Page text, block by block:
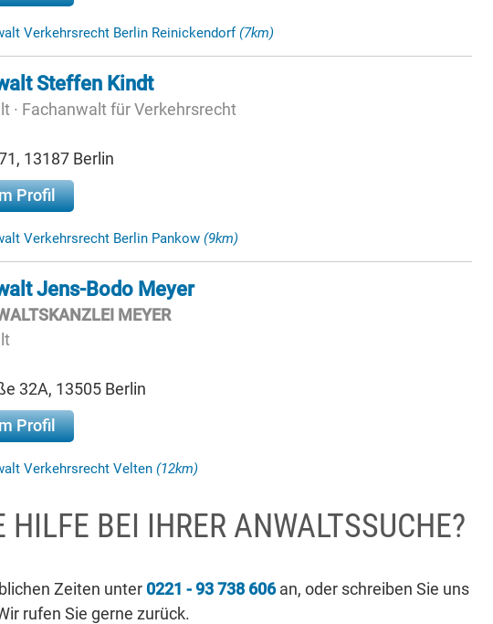
Verkehrsrecht Berlin Reinickendorf(7km)
Steffen Kindt
· Fachanwalt für Verkehrsrecht
13187 Berlin
Profil
Verkehrsrecht Berlin Pankow (9km)
Jens-Bodo Meyer
MEYER
32A, 13505 Berlin
Profil
Verkehrsrecht Velten (12km)
HILFE BEI IHRER ANWALTSSUCHE?
Zeiten unter 0221 - 93 738 606an, oder schreiben Sie uns
rufen Sie gerne zurück.